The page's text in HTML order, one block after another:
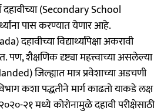
दहावीच्या (Secondary School
पास करण्यात येणार आहे.
दहावीच्या विद्यार्थ्यांपेक्षा अकरावी
पण, शैक्षणिक दृष्ट्या महत्त्वाच्या असलेल्या
जिल्ह्यात मात्र प्रवेशाच्या अडचणी
कशा पद्धतीने मार्ग काढतो याकडे लक्ष
२१ मध्ये कोरोनामुळे दहावी परीक्षेसाठी